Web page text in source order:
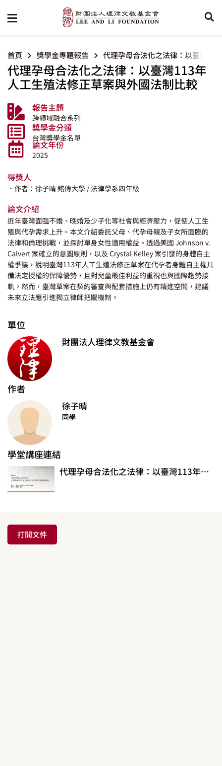
首頁 獎學金專題報告 代理孕母合法化之法律：以臺灣
代理孕母合法化之法律：以臺灣113年
人工生殖法修正草案與外國法制比較
報告主題
跨領域融合系列
獎學金分類
台灣獎學金名單
論文年份
2025
得獎人
．作者：徐子晴銘傳大學 / 法律學系四年級
論文介紹
近年臺灣面臨不婚、晚婚及少子化等社會與經濟壓力，促使人工生
殖與代孕需求上升。本文介紹委託父母、代孕母親及子女所面臨的
法律和倫理挑戰，並探討單身女性適用權益。透過美國 Johnson v.
Calvert 案確立的意圖原則，以及 Crystal Kelley 案引發的身體自主
權爭議，說明臺灣113年人工生殖法修正草案在代孕者身體自主權具
備法定授權的保障優勢，且對兒童最佳利益的重視也與國際趨勢接
軌。然而，臺灣草案在契約審查與配套措施上仍有精進空間，建議
未來立法應引進獨立律師把關機制。
單位
財團法人理律文教基金會
作者
徐子晴
同學
學堂講座連結
代理孕母合法化之法律：以臺灣113年人工生殖法修正草案與外國法制比較
打開文件